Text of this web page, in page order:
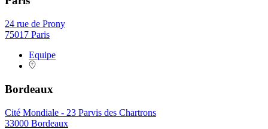
24 rue de Prony
75017 Paris
Equipe
Bordeaux
Cité Mondiale - 23 Parvis des Chartrons
33000 Bordeaux